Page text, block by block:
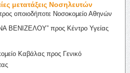
μετατάξεις Νοσηλευτών
οποιοδήποτε Νοσοκομείο Αθηνών
ΒΕΝΙΖΕΛΟΥ” προς Κέντρο Υγείας
Καβάλας προς Γενικό